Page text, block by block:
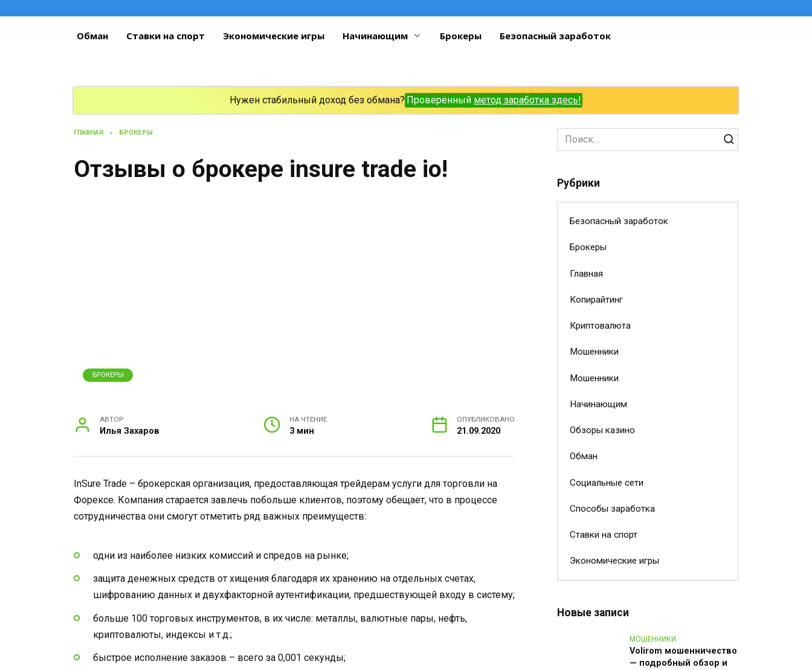
Обман Ставки на спорт Экономические игры Начинающим Брокеры Безопасный заработок
Нужен стабильный доход без обмана? Проверенный метод заработка здесь!
ГЛАВНАЯ » БРОКЕРЫ
Отзывы о брокере insure trade io!
БРОКЕРЫ
АВТОР
Илья Захаров
НА ЧТЕНИЕ
3 мин
ОПУБЛИКОВАНО
21.09.2020
InSure Trade – брокерская организация, предоставляющая трейдерам услуги для торговли на
Форексе. Компания старается завлечь побольше клиентов, поэтому обещает, что в процессе
сотрудничества они смогут отметить ряд важных преимуществ:
одни из наиболее низких комиссий и спредов на рынке;
защита денежных средств от хищения благодаря их хранению на отдельных счетах,
шифрованию данных и двухфакторной аутентификации, предшествующей входу в систему;
больше 100 торговых инструментов, в их числе: металлы, валютные пары, нефть,
криптовалюты, индексы и т.д.;
быстрое исполнение заказов – всего за 0,001 секунды;
Search
for:
Рубрики
Безопасный заработок
Брокеры
Главная
Копирайтинг
Криптовалюта
Мошенники
Мошенники
Начинающим
Обзоры казино
Обман
Социальные сети
Способы заработка
Ставки на спорт
Экономические игры
Новые записи
МОШЕННИКИ
Volirom мошенничество
— подробный обзор и